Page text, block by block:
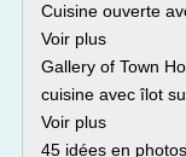
Cuisine ouverte
Voir plus
Gallery of Town
cuisine avec îlot
Voir plus
45 idées en